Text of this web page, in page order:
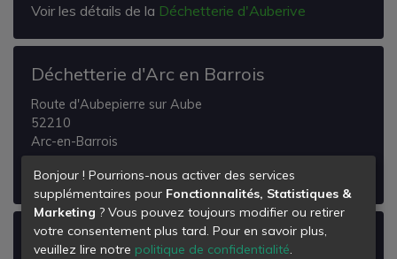
Voir les détails de la Déchetterie d'Auberive
Déchetterie d'Arc en Barrois
Route d'Aubepierre sur Aube
52210
Arc-en-Barrois
Voir les détails de laDéchetterie d'Arc en Barrois
Déchetterie de Chateauvillain
Bonjour ! Pourrions-nous activer des services
supplémentaires pour Fonctionnalités, Statistiques &
Marketing ? Vous pouvez toujours modifier ou retirer
votre consentement plus tard. Pour en savoir plus,
veuillez lire notre politique de confidentialité.